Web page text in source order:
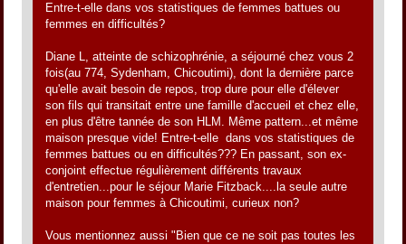
Entre-t-elle dans vos statistiques de femmes battues ou
femmes en difficultés?
Diane L, atteinte de schizophrénie, a séjourné chez vous 2
fois(au 774, Sydenham, Chicoutimi), dont la dernière parce
qu'elle avait besoin de repos, trop dure pour elle d'élever
son fils qui transitait entre une famille d'accueil et chez elle,
en plus d'être tannée de son HLM. Même pattern...et même
maison presque vide! Entre-t-elle dans vos statistiques de
femmes battues ou en difficultés??? En passant, son ex-
conjoint effectue régulièrement différents travaux
d'entretien...pour le séjour Marie Fitzback....la seule autre
maison pour femmes à Chicoutimi, curieux non?
Vous mentionnez aussi "Bien que ce ne soit pas toutes les